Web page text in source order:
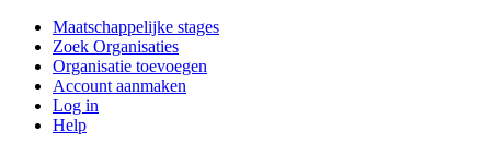
Maatschappelijke stages
Zoek Organisaties
Organisatie toevoegen
Account aanmaken
Log in
Help